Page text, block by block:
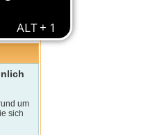
um
sich